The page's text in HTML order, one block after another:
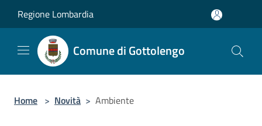
Regione Lombardia
Comune di Gottolengo
Home > Novità > Ambiente